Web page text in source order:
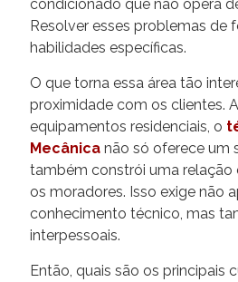
condicionado que não opera
Resolver esses problemas de
habilidades específicas.
O que torna essa área tão
proximidade com os clientes.
equipamentos residenciais, o
Mecânica não só oferece um
também constrói uma relação
os moradores. Isso exige não
conhecimento técnico, mas
interpessoais.
Então, quais são os principais